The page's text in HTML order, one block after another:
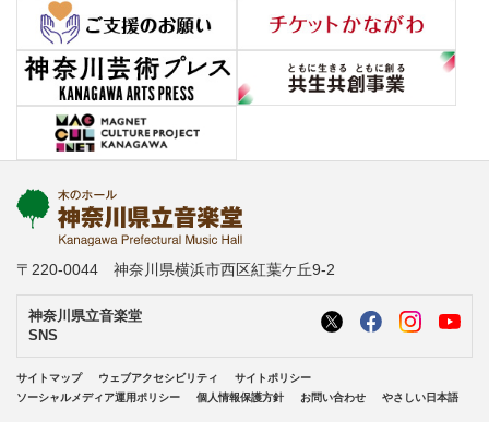
〒220-0044 神奈川県横浜市西区紅葉ケ丘9-2
神奈川県立音楽堂
SNS
サイトマップ ウェブアクセシビリティ
サイトポリシー
ソーシャルメディア運用ポリシー
個人情報保護方針 お問い合わせ やさしい日本語